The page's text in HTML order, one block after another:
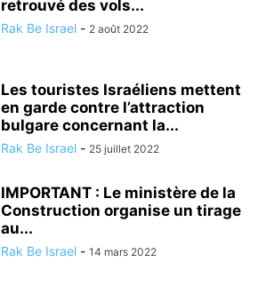
retrouvé des vols...
Rak Be Israel - 2 août 2022
Les touristes Israéliens mettent
en garde contre l’attraction
bulgare concernant la...
Rak Be Israel - 25 juillet 2022
IMPORTANT : Le ministère de la
Construction organise un tirage
au...
Rak Be Israel - 14 mars 2022